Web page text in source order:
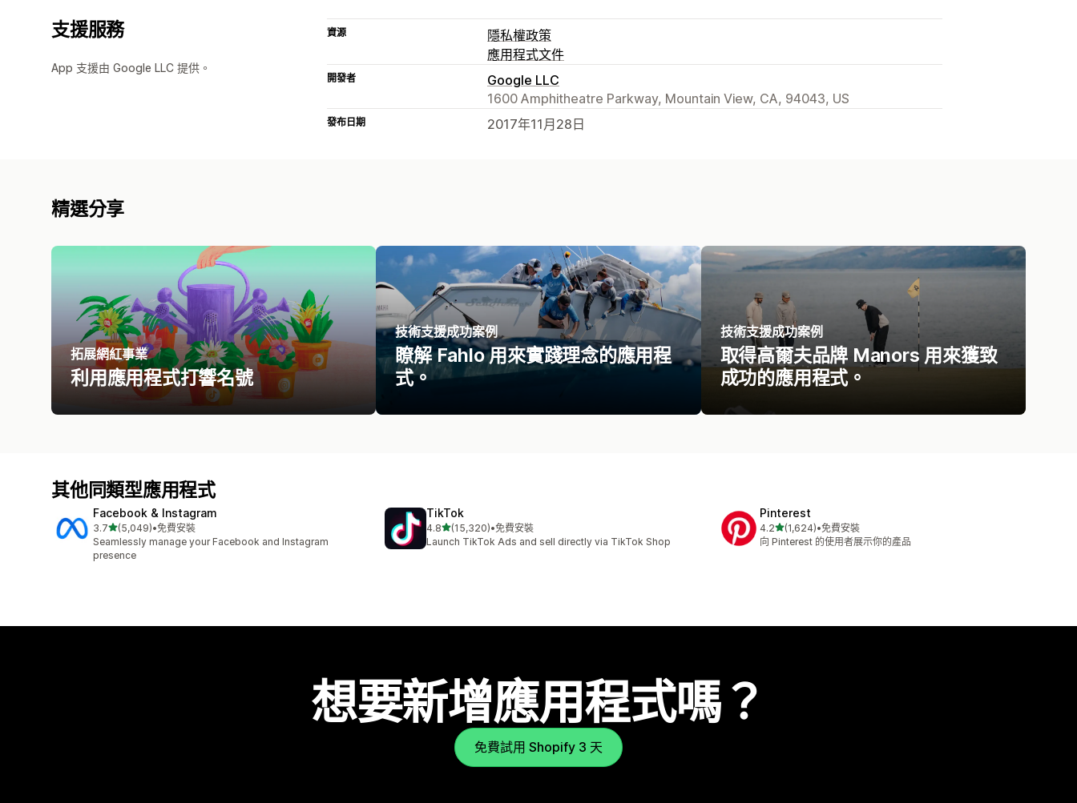
支援服務
App 支援由 Google LLC 提供。
資源
隱私權政策
應用程式文件
開發者
Google LLC
1600 Amphitheatre Parkway, Mountain View, CA, 94043, US
發布日期 2017年11月28日
精選分享
拓展網紅事業
利用應用程式打響名號
技術支援成功案例
瞭解 Fahlo 用來實踐理念的應用程
式。
技術支援成功案例
取得高爾夫品牌 Manors 用來獲致
成功的應用程式。
其他同類型應用程式
Facebook & Instagram
3.7滿分 5 顆星
(5,049)
共有 5049 則評價
•免費安裝
Seamlessly manage your Facebook and Instagram
presence
TikTok
4.8滿分 5 顆星
(15,320)
共有 15320 則評價
•免費安裝
Launch TikTok Ads and sell directly via TikTok Shop
Pinterest
4.2滿分 5 顆星
(1,624)
共有 1624 則評價
•免費安裝
向 Pinterest 的使用者展示你的產品
想要新增應用程式嗎？
免費試用 Shopify 3 天